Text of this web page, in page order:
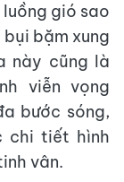
gió sao
bặm xung
này cũng là
viễn vọng
bước sóng,
chi tiết hình
vân.